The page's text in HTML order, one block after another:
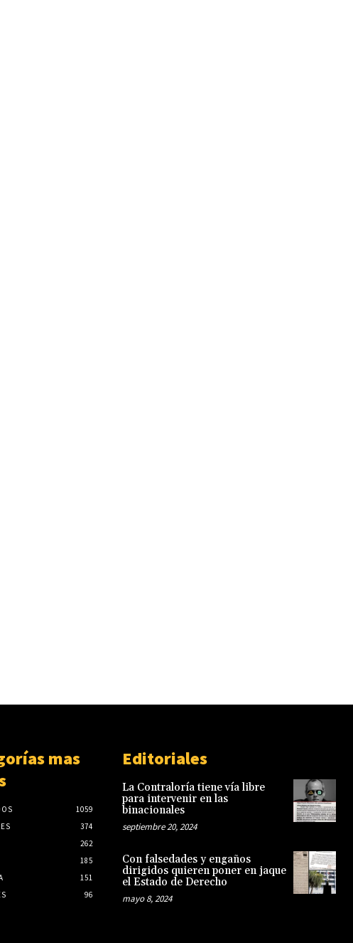
mas
1059
374
262
185
151
96
Editoriales
La Contraloría tiene vía libre
para intervenir en las
binacionales
septiembre 20, 2024
Con falsedades y engaños
dirigidos quieren poner en jaque
el Estado de Derecho
mayo 8, 2024